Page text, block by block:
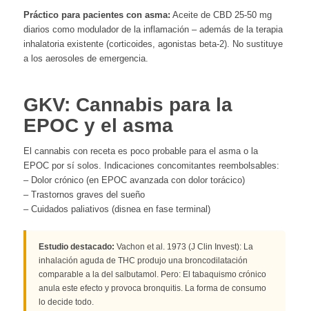
Práctico para pacientes con asma: Aceite de CBD 25-50 mg
diarios como modulador de la inflamación – además de la terapia
inhalatoria existente (corticoides, agonistas beta-2). No sustituye
a los aerosoles de emergencia.
GKV: Cannabis para la
EPOC y el asma
El cannabis con receta es poco probable para el asma o la
EPOC por sí solos. Indicaciones concomitantes reembolsables:
– Dolor crónico (en EPOC avanzada con dolor torácico)
– Trastornos graves del sueño
– Cuidados paliativos (disnea en fase terminal)
Estudio destacado: Vachon et al. 1973 (J Clin Invest): La
inhalación aguda de THC produjo una broncodilatación
comparable a la del salbutamol. Pero: El tabaquismo crónico
anula este efecto y provoca bronquitis. La forma de consumo
lo decide todo.